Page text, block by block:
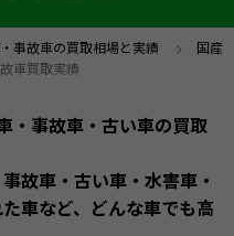
事故車の買取相場と実績 > 国産
車買取実績
・事故車・古い車の買取
故車・古い車・水害車・
車など、どんな車でも高